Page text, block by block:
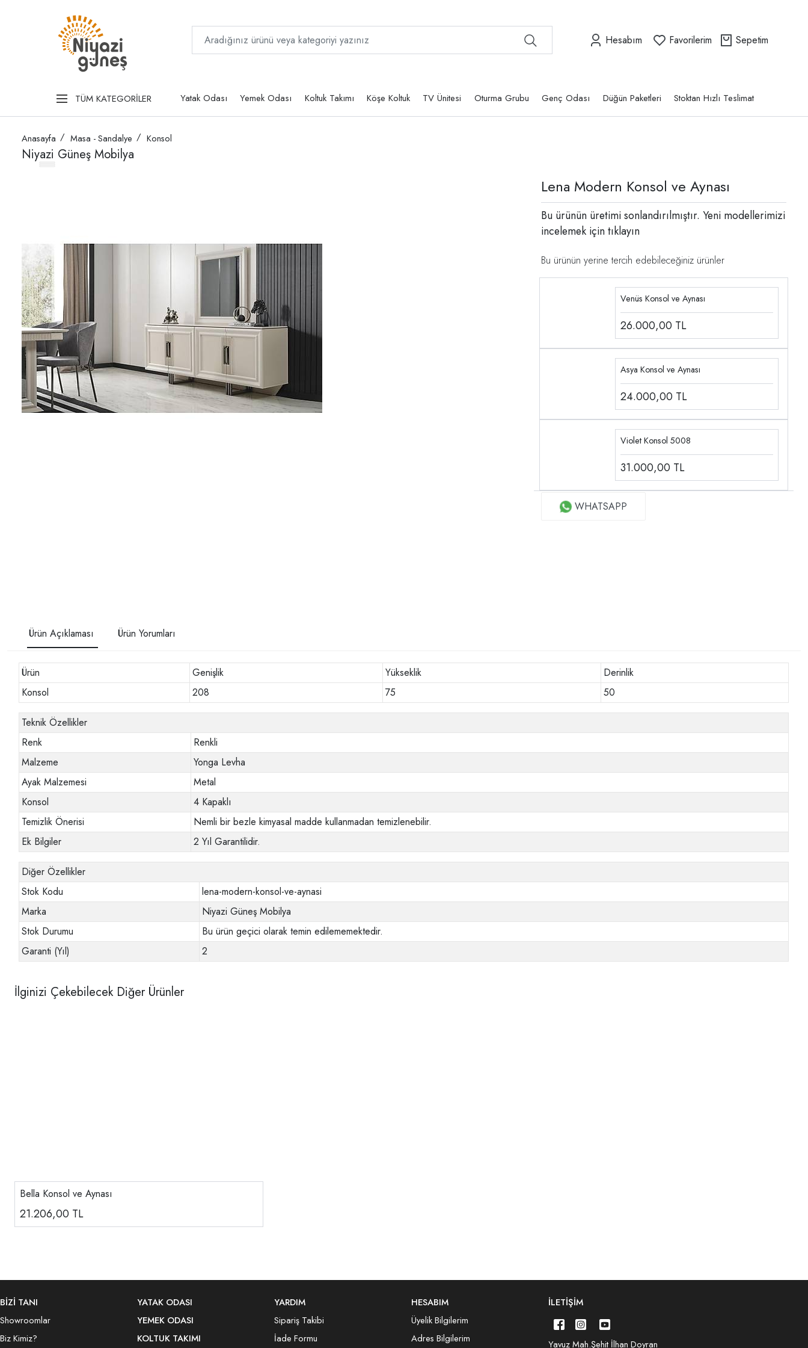
Hesabım Favorilerim Sepetim
TÜM KATEGORİLER Yatak Odası Yemek Odası Koltuk Takımı Köşe Koltuk TV Ünitesi Oturma Grubu Genç Odası Düğün Paketleri Stoktan Hızlı Teslimat
Anasayfa Masa - Sandalye Konsol
Niyazi Güneş Mobilya
Lena Modern Konsol ve Aynası
Bu ürünün üretimi sonlandırılmıştır. Yeni modellerimizi
incelemek içintıklayın
Bu ürünün yerine tercih edebileceğiniz ürünler
Venüs Konsol ve Aynası
26.000,00 TL
Asya Konsol ve Aynası
24.000,00 TL
Violet Konsol 5008
31.000,00 TL
WHATSAPP
Ürün Açıklaması Ürün Yorumları
Ürün Genişlik Yükseklik
Derinlik
Konsol
208 75 50
Teknik Özellikler
Renk
Renkli
Malzeme
Yonga Levha
Ayak Malzemesi
Metal
Konsol
4 Kapaklı
Temizlik Önerisi
Nemli bir bezle kimyasal madde kullanmadan temizlenebilir.
Ek Bilgiler
2 Yıl Garantilidir.
Diğer Özellikler
Stok Kodu
lena-modern-konsol-ve-aynasi
Marka
Niyazi Güneş Mobilya
Stok Durumu
Bu ürün geçici olarak temin edilememektedir.
Garanti (Yıl)
2
İlginizi Çekebilecek Diğer Ürünler
Bella Konsol ve Aynası
21.206,00 TL
BİZİ TANI
Showroomlar
Biz Kimiz?
YATAK ODASI
YEMEK ODASI
KOLTUK TAKIMI
YARDIM
Sipariş Takibi
İade Formu
HESABIM
Üyelik Bilgilerim
Adres Bilgilerim
İLETIŞIM
Yavuz Mah.Şehit İlhan Doyran